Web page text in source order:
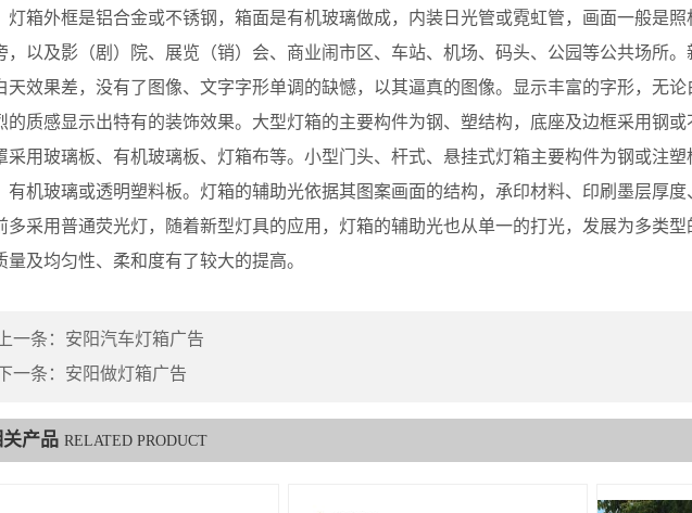
外框是铝合金或不锈钢，箱面是有机玻璃做成，内装日光管或霓虹管，画面一般是照
，以及影（剧）院、展览（销）会、商业闹市区、车站、机场、码头、公园等公共场所
天效果差，没有了图像、文字字形单调的缺憾，以其逼真的图像。显示丰富的字形，无论
的质感显示出特有的装饰效果。大型灯箱的主要构件为钢、塑结构，底座及边框采用钢
采用玻璃板、有机玻璃板、灯箱布等。小型门头、杆式、悬挂式灯箱主要构件为钢或注
有机玻璃或透明塑料板。灯箱的辅助光依据其图案画面的结构，承印材料、印刷墨层厚度
多采用普通荧光灯，随着新型灯具的应用，灯箱的辅助光也从单一的打光，发展为多类
量及均匀性、柔和度有了较大的提高。
上一条： 安阳汽车灯箱广告
一条： 安阳做灯箱广告
产品 RELATED PRODUCT